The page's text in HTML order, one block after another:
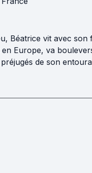
Béatrice vit avec
en Europe, va
de son